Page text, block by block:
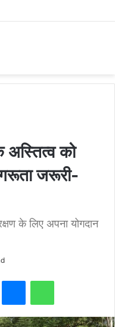
अस्तित्व को
जरूरी-
के लिए अपना योगदान